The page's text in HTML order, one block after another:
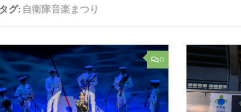
タグ: 自衛隊音楽まつり
0